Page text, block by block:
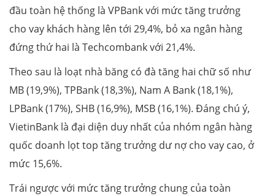
đầu toàn hệ thống là VPBank với mức tăng trưởng
cho vay khách hàng lên tới 29,4%, bỏ xa ngân hàng
đứng thứ hai là Techcombank với 21,4%.
Theo sau là loạt nhà băng có đà tăng hai chữ số như
MB (19,9%), TPBank (18,3%), Nam A Bank (18,1%),
LPBank (17%), SHB (16,9%), MSB (16,1%). Đáng chú ý,
VietinBank là đại diện duy nhất của nhóm ngân hàng
quốc doanh lọt top tăng trưởng dư nợ cho vay cao, ở
mức 15,6%.
Trái ngược với mức tăng trưởng chung của toàn